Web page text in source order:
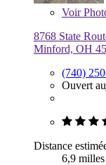
Voir
8768 State
Minford, OH
(740)
Ouvert
Distance
6,9 milles